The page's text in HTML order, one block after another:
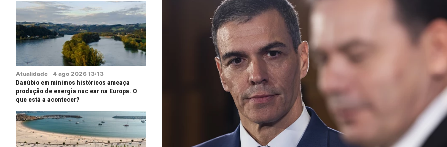
Atualidade · 4 ago 2026 13:13
Danúbio em mínimos históricos ameaça
produção de energia nuclear na Europa. O
que está a acontecer?